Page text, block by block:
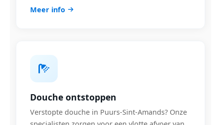
Meer info
Douche ontstoppen
Verstopte douche in Puurs-Sint-Amands? Onze